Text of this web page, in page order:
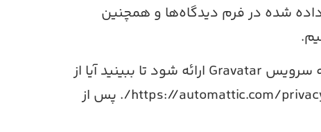
شده در فرم دیدگاه‌ها و همچنین
یک رشته ناشناس ایجاد شده از آدرس ایمیل شما (همچنین هش نامیده می‌شود) ممکن است به سرویس Gravatar ارائه شود تا ببینید آیا از
آن استفاده می‌کنید. سیاست حفظ حریم خصوصی خدمات Gravatar در اینجا در دسترس است: https://automattic.com/privacy/. پس از